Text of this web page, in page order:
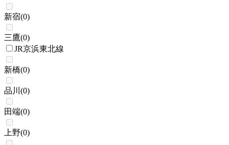
新宿(0)
三鷹(0)
JR京浜東北線
新橋(0)
品川 (0)
田端(0)
上野(0)